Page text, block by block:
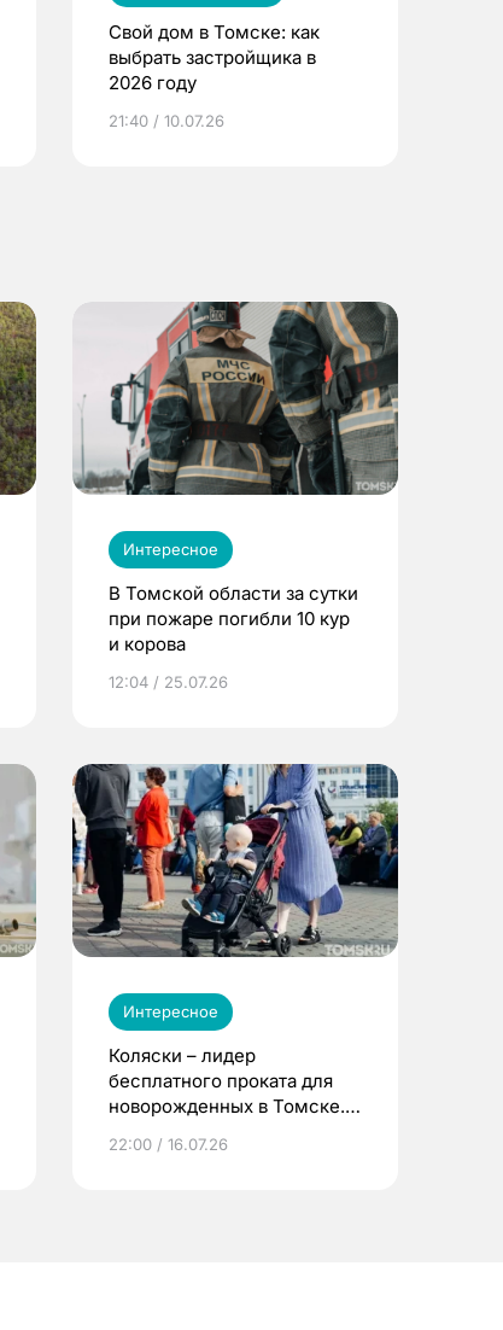
Свой дом в Томске: как
выбрать застройщика в
2026 году
21:40 / 10.07.26
Интересное
В Томской области за сутки
при пожаре погибли 10 кур
и корова
12:04 / 25.07.26
Интересное
Коляски – лидер
бесплатного проката для
новорожденных в Томске.
22:00 / 16.07.26